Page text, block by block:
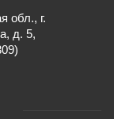
обл., г.
д. 5,